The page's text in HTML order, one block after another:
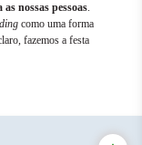
nossas pessoas.
como uma forma
fazemos a festa